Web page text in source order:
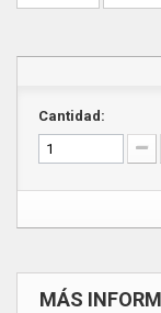
Cantidad:
MÁS